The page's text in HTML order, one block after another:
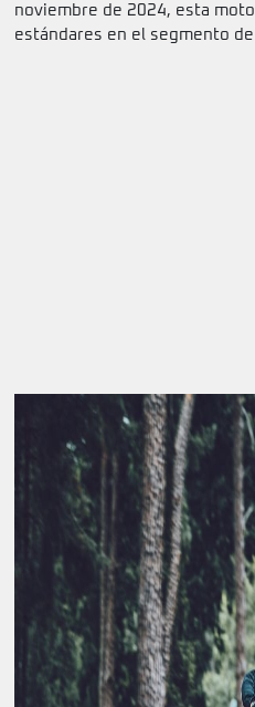
noviembre de 2024, esta
estándares en el segmento